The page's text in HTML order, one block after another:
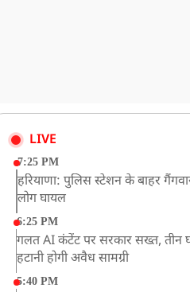
LIVE
7:25 PM
हरियाणा: पुलिस स्टेशन के बाहर
लोग घायल
6:25 PM
गलत AI कंटेंट पर सरकार सख्त, तीन
हटानी होगी अवैध सामग्री
5:40 PM